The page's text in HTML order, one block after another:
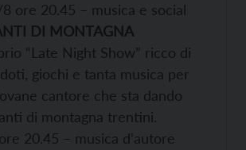
ore 20.45 – musica e social
DI MONTAGNA
“Late Night Show” ricco di
giochi e tanta musica per
cantore che sta dando
di montagna trentini.
20.45 – musica d’autore